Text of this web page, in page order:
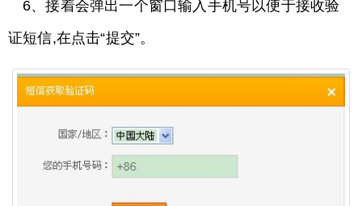
6、接着会弹出一个窗口输入手机号以便于接收验
证短信,在点击“提交”。